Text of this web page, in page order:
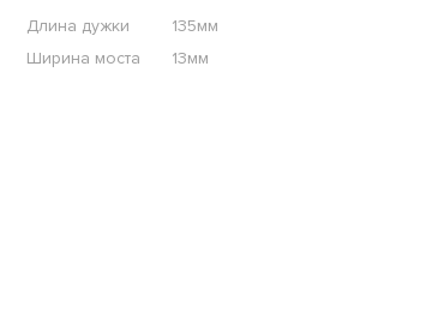
Длина дужки
135мм
Ширина моста
13мм